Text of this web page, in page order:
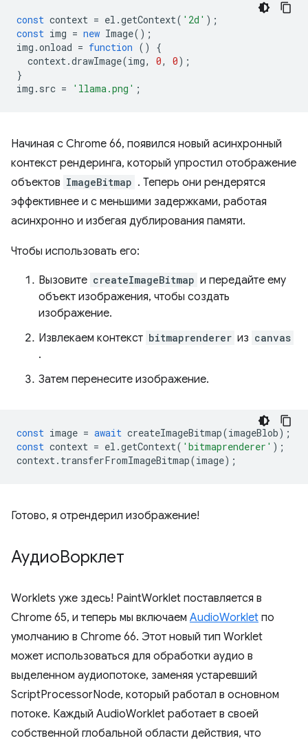
const context = el .getContext( '2d' );
const img = new Image();
img .onload = function ()
{
context.drawImage(img, 0, 0);
}
img . src = 'llama.png' ;
Начиная с Chrome 66, появился новый асинхронный
контекст рендеринга, который упростил отображение
объектов ImageBitmap . Теперь они рендерятся
эффективнее и с меньшими задержками, работая
асинхронно и избегая дублирования памяти.
Чтобы использовать его:
Вызовите createImageBitmap и передайте ему
объект изображения, чтобы создать
изображение.
Извлекаем контекст bitmaprenderer из canvas
.
Затем перенесите изображение.
const image = await createImageBitmap(imageBlob);
const context = el .getContext( 'bitmaprenderer' );
context. transferFromImageBitmap(image);
Готово, я отрендерил изображение!
АудиоВорклет
Worklets уже здесь! PaintWorklet поставляется в
Chrome 65, и теперь мы включаем AudioWorklet по
умолчанию в Chrome 66. Этот новый тип Worklet
может использоваться для обработки аудио в
выделенном аудиопотоке, заменяя устаревший
ScriptProcessorNode, который работал в основном
потоке. Каждый AudioWorklet работает в своей
собственной глобальной области действия, что